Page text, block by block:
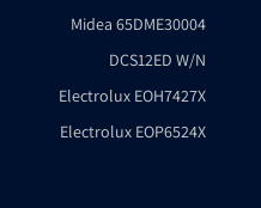
Midea 65DME30004
DCS12ED W/N
Electrolux EOH7427X
Electrolux EOP6524X